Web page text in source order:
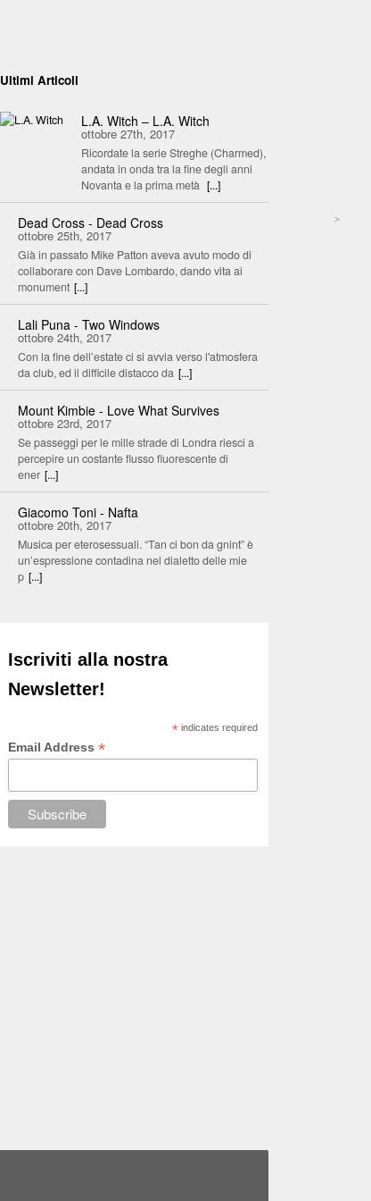
>
Ultimi Articoli
L.A. Witch – L.A. Witch
ottobre 27th, 2017
Ricordate la serie Streghe (Charmed),
andata in onda tra la fine degli anni
Novanta e la prima metà [...]
Dead Cross - Dead Cross
ottobre 25th, 2017
Già in passato Mike Patton aveva avuto modo di
collaborare con Dave Lombardo, dando vita ai
monument [...]
Lali Puna - Two Windows
ottobre 24th, 2017
Con la fine dell’estate ci si avvia verso l'atmosfera
da club, ed il difficile distacco da [...]
Mount Kimbie - Love What Survives
ottobre 23rd, 2017
Se passeggi per le mille strade di Londra riesci a
percepire un costante flusso fluorescente di
ener [...]
Giacomo Toni - Nafta
ottobre 20th, 2017
Musica per eterosessuali. “Tan ci bon da gnint” è
un’espressione contadina nel dialetto delle mie
p [...]
Iscriviti alla nostra
Newsletter!
* indicates required
Email Address*